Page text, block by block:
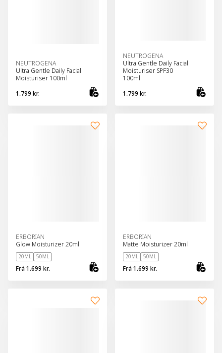
NEUTROGENA
Ultra Gentle Daily Facial
Moisturiser 100ml
1.799 kr.
NEUTROGENA
Ultra Gentle Daily Facial
Moisturiser SPF30
100ml
1.799 kr.
ERBORIAN
Glow Moisturizer 20ml
20ML 50ML
Frá 1.699 kr.
ERBORIAN
Matte Moisturizer 20ml
20ML 50ML
Frá 1.699 kr.